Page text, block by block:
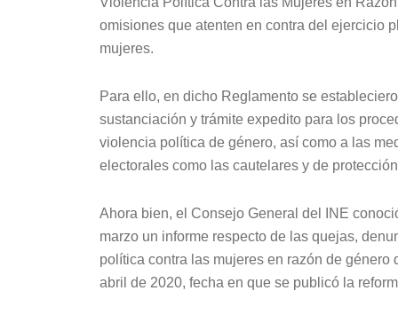
omisiones que atenten en contra del ejercicio
mujeres.
Para ello, en dicho Reglamento se
sustanciación y trámite expedito para los
violencia política de género, así como a las
electorales como las cautelares y de
Ahora bien, el Consejo General del INE
marzo un informe respecto de las quejas,
política contra las mujeres en razón de
abril de 2020, fecha en que se publicó la